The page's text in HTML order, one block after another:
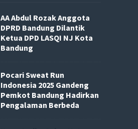
AA Abdul Rozak Anggota
DPRD Bandung Dilantik
Ketua DPD LASQI NJ Kota
Bandung
Pocari Sweat Run
Indonesia 2025 Gandeng
Pemkot Bandung Hadirkan
Pengalaman Berbeda